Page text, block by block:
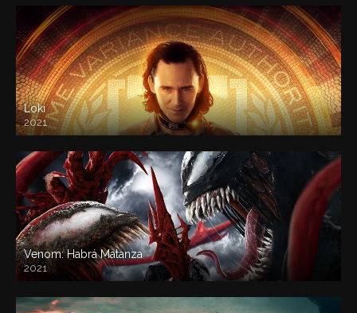
Loki
2021
Venom: Habrá Matanza
2021